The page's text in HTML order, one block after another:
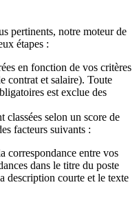
pertinents, notre moteur de
étapes :
en fonction de vos critères
contrat et salaire). Toute
est exclue des
classées selon un score de
facteurs suivants :
correspondance entre vos
dans le titre du poste
description courte et le texte